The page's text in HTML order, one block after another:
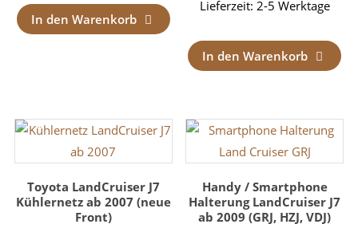
In den Warenkorb
Lieferzeit: 2-5 Werktage
In den Warenkorb
Toyota LandCruiser J7
Kühlernetz ab 2007 (neue
Front)
Handy / Smartphone
Halterung LandCruiser J7
ab 2009 (GRJ, HZJ, VDJ)